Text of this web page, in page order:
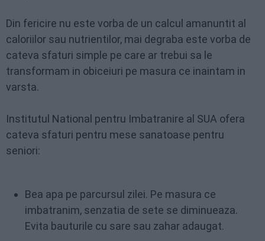
Din fericire nu este vorba de un calcul amanuntit al
caloriilor sau nutrientilor, mai degraba este vorba de
cateva sfaturi simple pe care ar trebui sa le
transformam in obiceiuri pe masura ce inaintam in
varsta.
Institutul National pentru Imbatranire al SUA ofera
cateva sfaturi pentru mese sanatoase pentru
seniori:
Bea apa pe parcursul zilei. Pe masura ce
imbatranim, senzatia de sete se diminueaza.
Evita bauturile cu sare sau zahar adaugat.